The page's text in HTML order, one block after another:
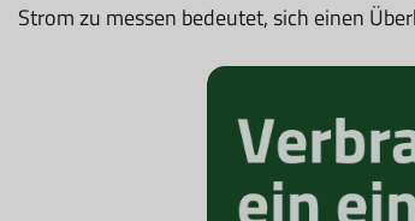
Strom zu messen bedeutet, sich einen